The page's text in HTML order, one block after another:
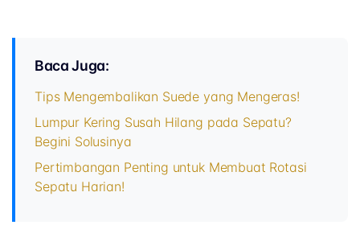
Baca Juga:
Tips Mengembalikan Suede yang Mengeras!
Lumpur Kering Susah Hilang pada Sepatu?
Begini Solusinya
Pertimbangan Penting untuk Membuat Rotasi
Sepatu Harian!